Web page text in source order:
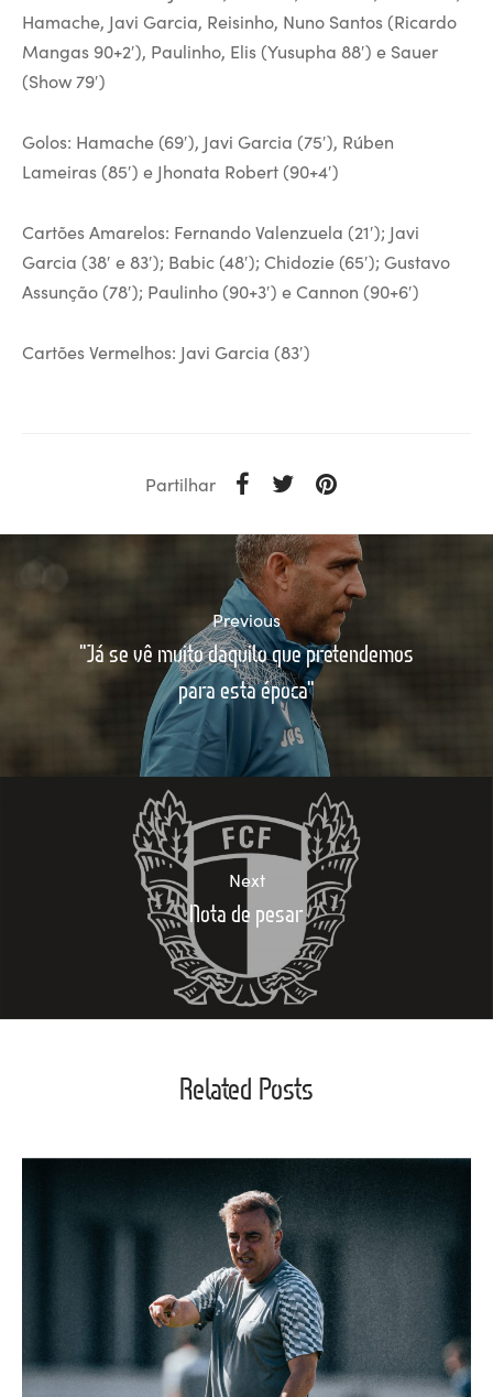
Hamache, Javi Garcia, Reisinho, Nuno Santos (Ricardo
Mangas 90+2′), Paulinho, Elis (Yusupha 88′) e Sauer
(Show 79′)
Golos: Hamache (69′), Javi Garcia (75′), Rúben
Lameiras (85′) e Jhonata Robert (90+4′)
Cartões Amarelos: Fernando Valenzuela (21′); Javi
Garcia (38′ e 83′); Babic (48′); Chidozie (65′); Gustavo
Assunção (78′); Paulinho (90+3′) e Cannon (90+6′)
Cartões Vermelhos: Javi Garcia (83′)
Partilhar
Previous
"Já se vê muito daquilo que pretendemos
para esta época"
Next
Nota de pesar
Related Posts